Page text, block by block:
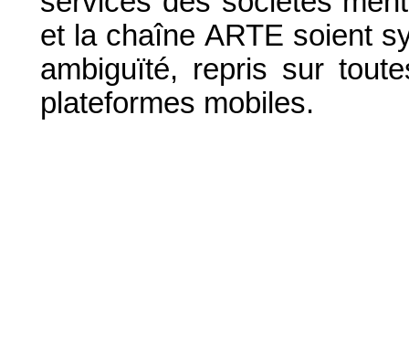
et la chaîne ARTE soient
ambiguïté, repris sur
plateformes mobiles.